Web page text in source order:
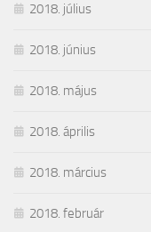
2018. július
2018. június
2018. május
2018. április
2018. március
2018. február